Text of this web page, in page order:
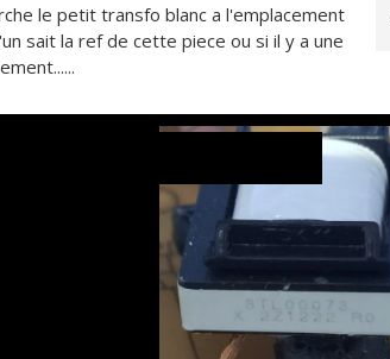
le petit transfo blanc a l'emplacement
sait la ref de cette piece ou si il y a une